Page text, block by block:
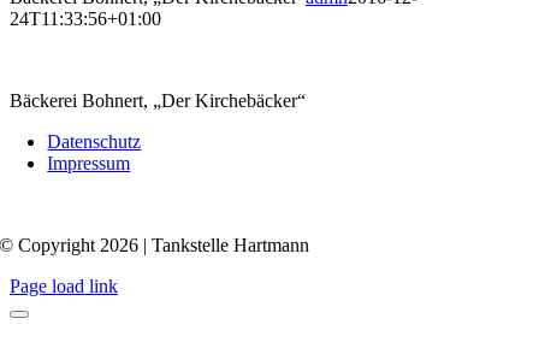
24T11:33:56+01:00
Bäckerei Bohnert, „Der Kirchebäcker“
Datenschutz
Impressum
© Copyright 2026 | Tankstelle Hartmann
Page load link